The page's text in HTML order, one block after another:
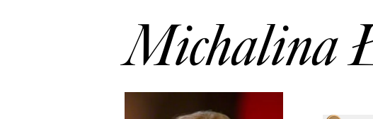
Michalina